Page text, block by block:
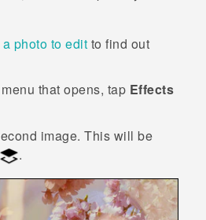
photo to edit to find out
that opens, tap Effects
image. This will be
.